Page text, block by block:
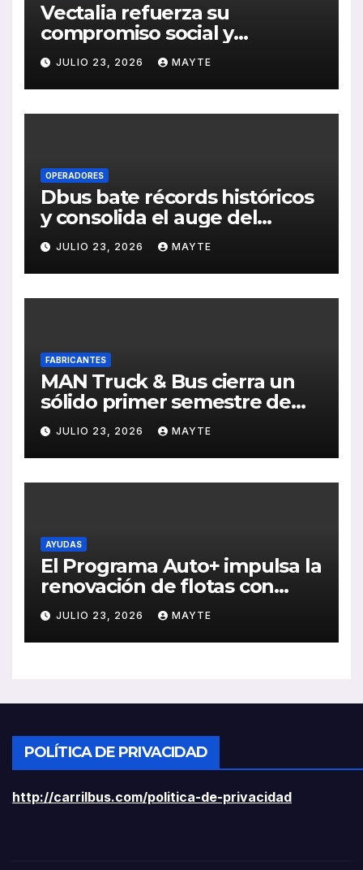
Vectalia refuerza su
compromiso social y
medioambiental con la
publicación de su Memoria
de RSC 2025
JULIO 23, 2026 MAYTE
OPERADORES
Dbus bate récords históricos
y consolida el auge del
transporte público en San
Sebastián
JULIO 23, 2026 MAYTE
FABRICANTES
MAN Truck & Bus cierra un
sólido primer semestre de
2026 con crecimiento en
ventas, pedidos y
rentabilidad
JULIO 23, 2026 MAYTE
AYUDAS
El Programa Auto+ impulsa la
renovación de flotas con
ayudas a vehículos eléctricos
ligeros
JULIO 23, 2026 MAYTE
POLÍTICA DE PRIVACIDAD
http://carrilbus.com/politica-de-privacidad